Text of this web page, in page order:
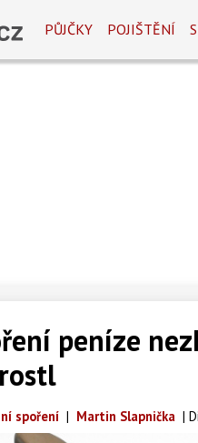
PŮJČKY POJIŠTĚNÍ
peníze
spoření | Martin Slapnička |